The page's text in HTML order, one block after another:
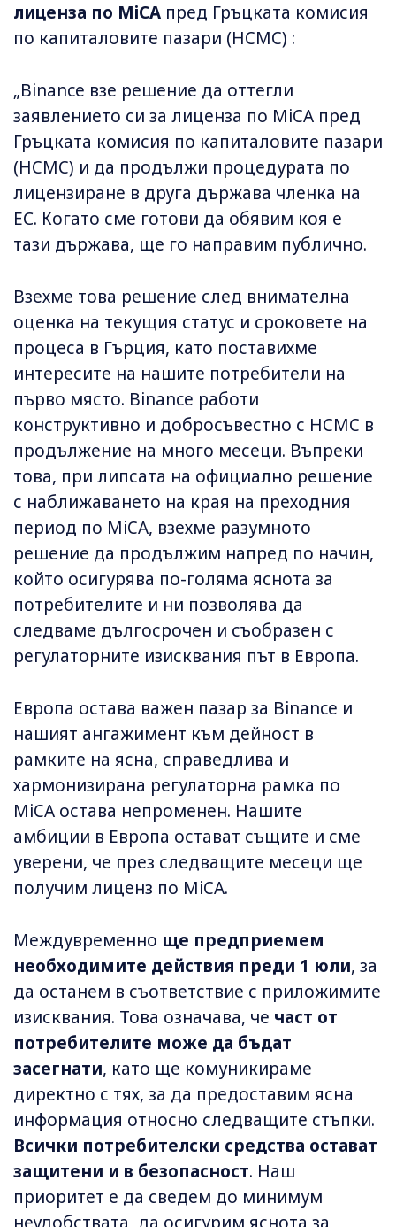
лиценза по MiCA пред Гръцката комисия
по капиталовите пазари (HCMC) :
„Binance взе решение да оттегли
заявлението си за лиценза по MiCA пред
Гръцката комисия по капиталовите пазари
(HCMC) и да продължи процедурата по
лицензиране в друга държава членка на
ЕС. Когато сме готови да обявим коя е
тази държава, ще го направим публично.
Взехме това решение след внимателна
оценка на текущия статус и сроковете на
процеса в Гърция, като поставихме
интересите на нашите потребители на
първо място. Binance работи
конструктивно и добросъвестно с HCMC в
продължение на много месеци. Въпреки
това, при липсата на официално решение
с наближаването на края на преходния
период по MiCA, взехме разумното
решение да продължим напред по начин,
който осигурява по-голяма яснота за
потребителите и ни позволява да
следваме дългосрочен и съобразен с
регулаторните изисквания път в Европа.
Европа остава важен пазар за Binance и
нашият ангажимент към дейност в
рамките на ясна, справедлива и
хармонизирана регулаторна рамка по
MiCA остава непроменен. Нашите
амбиции в Европа остават същите и сме
уверени, че през следващите месеци ще
получим лиценз по MiCA.
Междувременно ще предприемем
необходимите действия преди 1 юли, за
да останем в съответствие с приложимите
изисквания. Това означава, че част от
потребителите може да бъдат
засегнати, като ще комуникираме
директно с тях, за да предоставим ясна
информация относно следващите стъпки.
Всички потребителски средства остават
защитени и в безопасност. Наш
приоритет е да сведем до минимум